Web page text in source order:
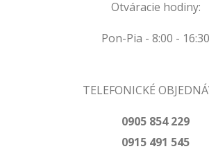
Otváracie hodiny:
Pon-Pia - 8:00 - 16:30
TELEFONICKÉ
0905 854 229
0915 491 545